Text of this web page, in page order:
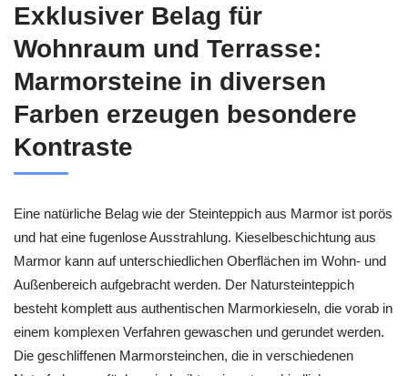
Exklusiver Belag für
Wohnraum und Terrasse:
Marmorsteine in diversen
Farben erzeugen besondere
Kontraste
Eine natürliche Belag wie der Steinteppich aus Marmor ist porös
und hat eine fugenlose Ausstrahlung. Kieselbeschichtung aus
Marmor kann auf unterschiedlichen Oberflächen im Wohn- und
Außenbereich aufgebracht werden. Der Natursteinteppich
besteht komplett aus authentischen Marmorkieseln, die vorab in
einem komplexen Verfahren gewaschen und gerundet werden.
Die geschliffenen Marmorsteinchen, die in verschiedenen